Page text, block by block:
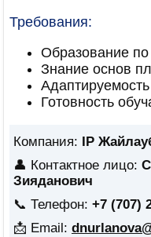
Требования:
Образование
Знание основ
Готовность
Компания: IP
👤 Контактное лицо:
Зияданович
📞 Телефон: +7 (707)
📩 Email: